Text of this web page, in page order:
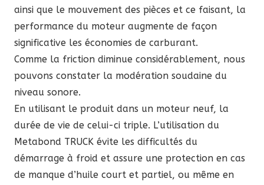
ainsi que le mouvement des pièces et ce faisant, la
performance du moteur augmente de façon
significative les économies de carburant.
Comme la friction diminue considérablement, nous
pouvons constater la modération soudaine du
niveau sonore.
En utilisant le produit dans un moteur neuf, la
durée de vie de celui-ci triple. L’utilisation du
Metabond TRUCK évite les difficultés du
démarrage à froid et assure une protection en cas
de manque d’huile court et partiel, ou même en